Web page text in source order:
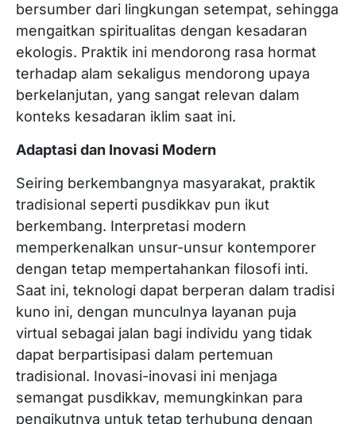
bersumber dari lingkungan setempat, sehingga
mengaitkan spiritualitas dengan kesadaran
ekologis. Praktik ini mendorong rasa hormat
terhadap alam sekaligus mendorong upaya
berkelanjutan, yang sangat relevan dalam
konteks kesadaran iklim saat ini.
Adaptasi dan Inovasi Modern
Seiring berkembangnya masyarakat, praktik
tradisional seperti pusdikkav pun ikut
berkembang. Interpretasi modern
memperkenalkan unsur-unsur kontemporer
dengan tetap mempertahankan filosofi inti.
Saat ini, teknologi dapat berperan dalam tradisi
kuno ini, dengan munculnya layanan puja
virtual sebagai jalan bagi individu yang tidak
dapat berpartisipasi dalam pertemuan
tradisional. Inovasi-inovasi ini menjaga
semangat pusdikkav, memungkinkan para
pengikutnya untuk tetap terhubung dengan